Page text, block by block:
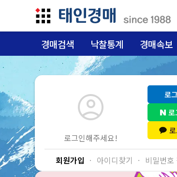
경매검색 낙찰통계 경매속보
account_circle
로그인해주세요!
로
로
회원가입 · 아이디찾기 · 비밀번호